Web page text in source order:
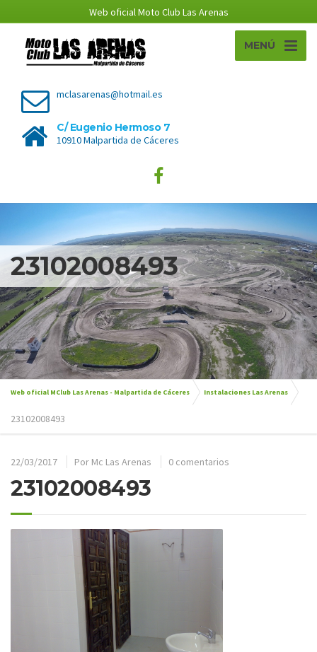
Web oficial Moto Club Las Arenas
MENÚ
mclasarenas@hotmail.es
C/ Eugenio Hermoso 7
10910 Malpartida de Cáceres
23102008493
Web oficial MClub Las Arenas - Malpartida de Cáceres Instalaciones Las Arenas
23102008493
22/03/2017 Por Mc Las Arenas 0 comentarios
23102008493